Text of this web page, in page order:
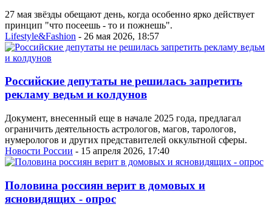
27 мая звёзды обещают день, когда особенно ярко действует
принцип "что посеешь - то и пожнешь".
Lifestyle&Fashion - 26 мая 2026, 18:57
Российские депутаты не решилась запретить
рекламу ведьм и колдунов
Документ, внесенный еще в начале 2025 года, предлагал
ограничить деятельность астрологов, магов, тарологов,
нумерологов и других представителей оккультной сферы.
Новости России - 15 апреля 2026, 17:40
Половина россиян верит в домовых и
ясновидящих - опрос